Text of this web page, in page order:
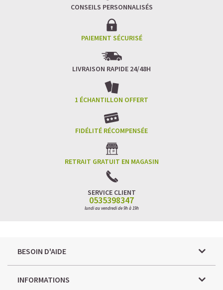
CONSEILS PERSONNALISÉS
PAIEMENT SÉCURISÉ
LIVRAISON RAPIDE 24/48H
1 ÉCHANTILLON OFFERT
FIDÉLITÉ RÉCOMPENSÉE
RETRAIT GRATUIT EN MAGASIN
SERVICE CLIENT
0535398347
lundi au vendredi de 9h à 19h
BESOIN D'AIDE
INFORMATIONS